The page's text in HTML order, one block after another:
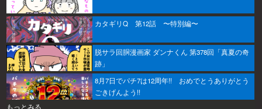
カタギリQ 第12話 〜特別編〜
脱サラ回胴漫画家 ダンナくん 第378回「真夏の奇
跡」
8月7日でパチ7は12周年!! おめでとうありがとう
ごきげんよう!!
もっとみる